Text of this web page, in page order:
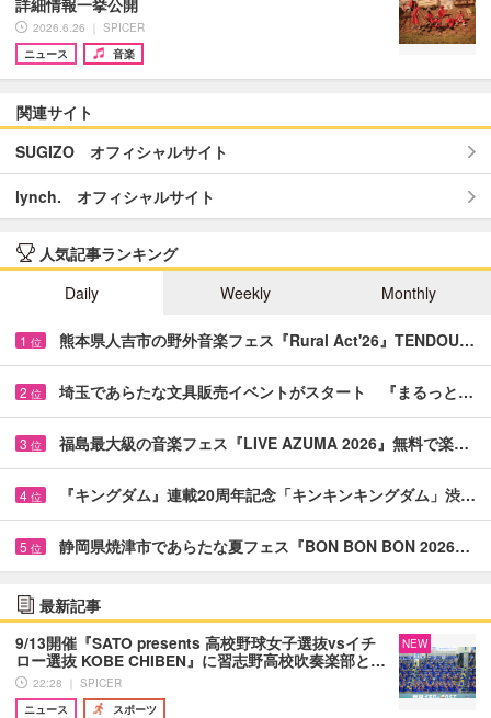
詳細情報一挙公開
2026.6.26 ｜ SPICER
ニュース
音楽
関連サイト
SUGIZO オフィシャルサイト
lynch. オフィシャルサイト
人気記事ランキング
Daily
Weekly Monthly
1 位 熊本県人吉市の野外音楽フェス『Rural Act'26』TENDOU…
2 位 埼玉であらたな文具販売イベントがスタート 『まるっと…
3 位 福島最大級の音楽フェス『LIVE AZUMA 2026』無料で楽…
4 位 『キングダム』連載20周年記念「キンキンキングダム」渋…
5 位 静岡県焼津市であらたな夏フェス『BON BON BON 2026…
最新記事
9/13開催『SATO presents 高校野球女子選抜vsイチ
ロー選抜 KOBE CHIBEN』に習志野高校吹奏楽部と…
22:28 ｜ SPICER
ニュース
スポーツ
NEW